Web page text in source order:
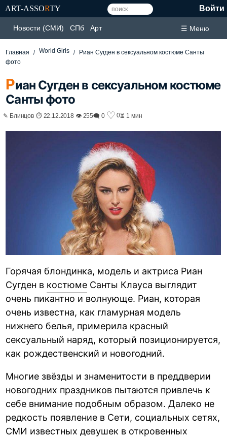
ART-ASSORTY Войти
Новости (СМИ) СПб Арт ☰ Меню
Главная World Girls
Риан Сугден в сексуальном костюме Санты
фото
Риан Сугден в сексуальном костюме
Санты фото
✎ Блинцов ⏱ 22.12.2018 👁 255🗨 0 ♡ 0⏳ 1 мин
Горячая блондинка, модель и актриса Риан
Сугден в костюме Санты Клауса выглядит
очень пикантно и волнующе. Риан, которая
очень известна, как гламурная модель
нижнего белья, примерила красный
сексуальный наряд, который позиционируется,
как рождественский и новогодний.
Многие звёзды и знаменитости в преддверии
новогодних праздников пытаются привлечь к
себе внимание подобным образом. Далеко не
редкость появление в Сети, социальных сетях,
СМИ известных девушек в откровенных